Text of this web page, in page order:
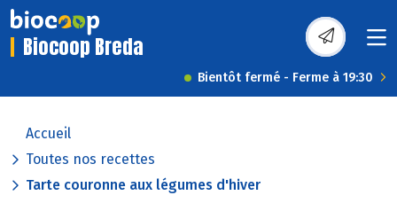
Biocoop Breda
Bientôt fermé - Ferme à 19:30
Accueil
Toutes nos recettes
Tarte couronne aux légumes d'hiver